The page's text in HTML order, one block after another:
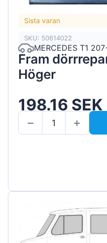
Sista varan
SKU: 50614022
MERCEDES T1
Fram
Höger
198.16 SEK